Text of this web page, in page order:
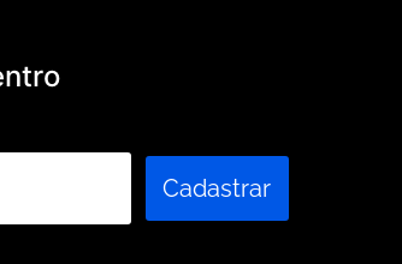
Cadastrar